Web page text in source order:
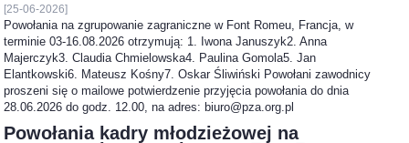
[25-06-2026]
Powołania na zgrupowanie zagraniczne w Font Romeu, Francja, w
terminie 03-16.08.2026 otrzymują: 1. Iwona Januszyk2. Anna
Majerczyk3. Claudia Chmielowska4. Paulina Gomola5. Jan
Elantkowski6. Mateusz Kośny7. Oskar Śliwiński Powołani zawodnicy
proszeni się o mailowe potwierdzenie przyjęcia powołania do dnia
28.06.2026 do godz. 12.00, na adres: biuro@pza.org.pl
Powołania kadry młodzieżowej na